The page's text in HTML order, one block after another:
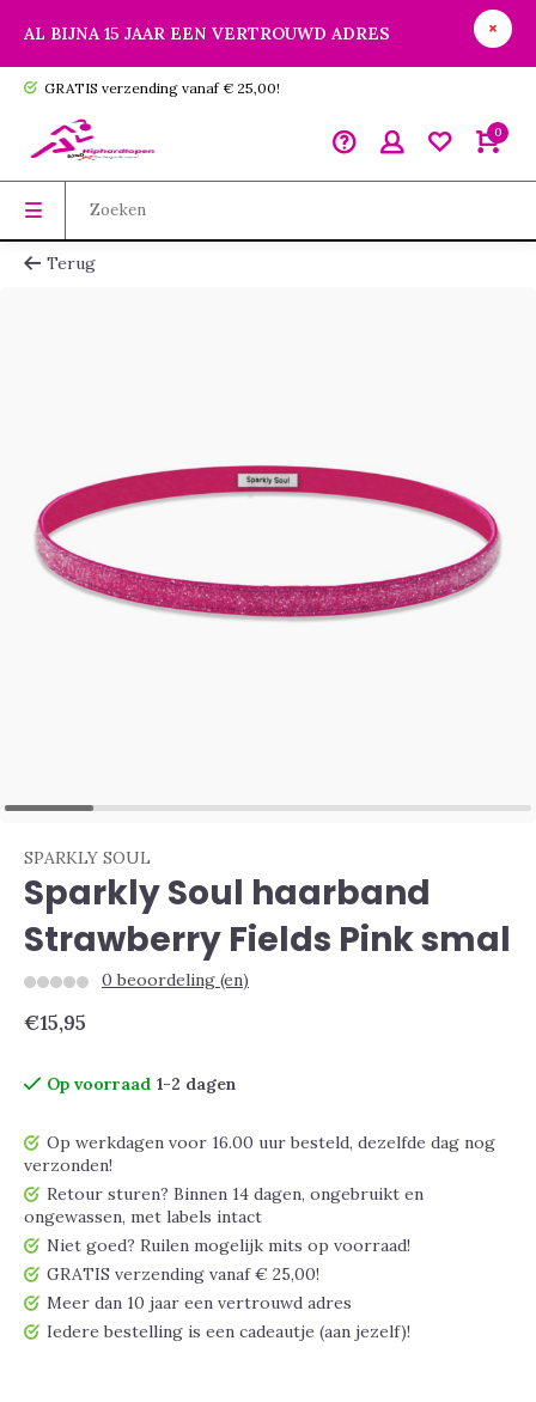
AL BIJNA 15 JAAR EEN VERTROUWD ADRES
GRATIS verzending vanaf € 25,00!
0
Terug
SPARKLY SOUL
Sparkly Soul haarband
Strawberry Fields Pink smal
0 beoordeling (en)
€15,95
Op voorraad 1-2 dagen
Op werkdagen voor 16.00 uur besteld, dezelfde dag nog
verzonden!
Retour sturen? Binnen 14 dagen, ongebruikt en
ongewassen, met labels intact
Niet goed? Ruilen mogelijk mits op voorraad!
GRATIS verzending vanaf € 25,00!
Meer dan 10 jaar een vertrouwd adres
Iedere bestelling is een cadeautje (aan jezelf)!